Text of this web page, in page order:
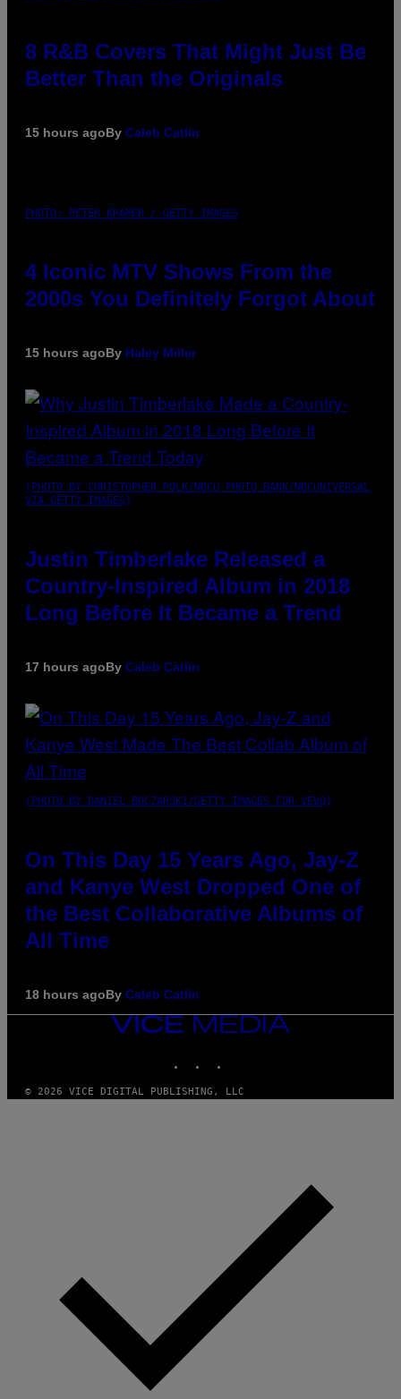
8 R&B Covers That Might Just Be
Better Than the Originals
15 hours agoBy Caleb Catlin
PHOTO: PETER KRAMER / GETTY IMAGES
4 Iconic MTV Shows From the
2000s You Definitely Forgot About
15 hours agoBy Haley Miller
(PHOTO BY CHRISTOPHER POLK/NBCU PHOTO BANK/NBCUNIVERSAL
VIA GETTY IMAGES)
Justin Timberlake Released a
Country-Inspired Album in 2018
Long Before It Became a Trend
17 hours agoBy Caleb Catlin
(PHOTO BY DANIEL BOCZARSKI/GETTY IMAGES FOR VEVO)
On This Day 15 Years Ago, Jay-Z
and Kanye West Dropped One of
the Best Collaborative Albums of
All Time
18 hours agoBy Caleb Catlin
VICE
MEDIA
© 2026 VICE DIGITAL PUBLISHING, LLC